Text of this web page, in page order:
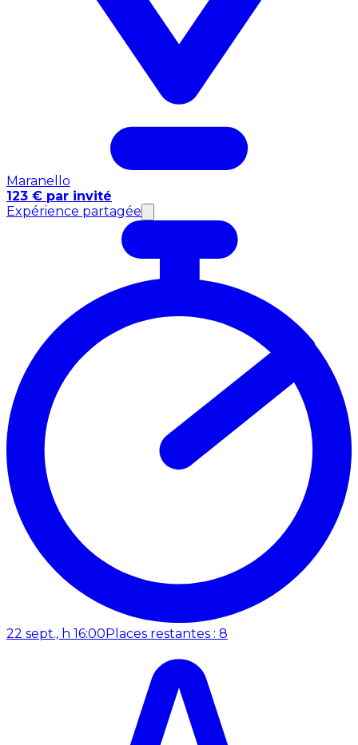
Maranello
123 € par invité
Expérience partagée
22 sept., h 16:00Places restantes : 8